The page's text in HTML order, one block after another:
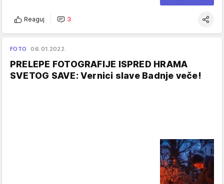
Reaguj 3
FOTO 06.01.2022.
PRELEPE FOTOGRAFIJE ISPRED HRAMA
SVETOG SAVE: Vernici slave Badnje veče!